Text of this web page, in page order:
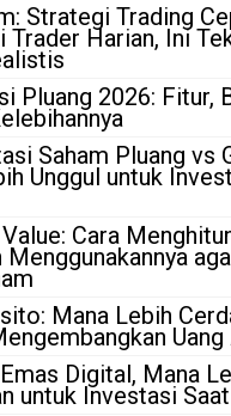
Strategi Trading
Trader Harian, Ini
Pluang 2026: Fitur,
Saham Pluang vs
Unggul untuk
Cara
Mana Lebih
Uang
Digital, Mana
untuk Investasi